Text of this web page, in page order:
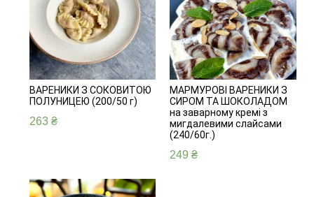
МАРМУРОВІ ВАРЕНИКИ З
СИРОМ ТА ШОКОЛАДОМ
на заварному кремі з
мигдалевими слайсами
(240/60г.)
249₴
ВАРЕНИКИ З СОКОВИТОЮ
ПОЛУНИЦЕЮ (200/50 г)
263 ₴